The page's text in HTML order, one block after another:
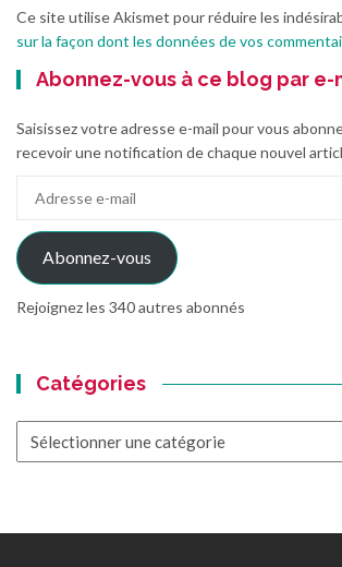
Ce site utilise Akismet pour réduire les
sur la façon dont les données de vos
Abonnez-vous à ce blog par e-
Saisissez votre adresse e-mail pour vous
recevoir une notification de chaque nouvel
mail
Abonnez-vous
Rejoignez les 340 autres abonnés
Catégories